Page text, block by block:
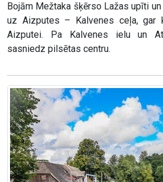
Bojām Mežtaka šķērso Lažas upīti
uz Aizputes – Kalvenes ceļa, gar
Aizputei. Pa Kalvenes ielu un
sasniedz pilsētas centru.